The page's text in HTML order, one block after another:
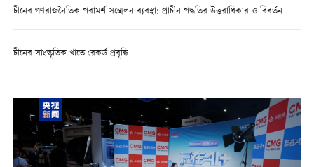
চীনের গণরাজনৈতিক পরামর্শ সম্মেলন ব্যবস্থা: প্রাচীন পদ্ধতির উত্তরাধিকার ও বিবর্তন
চীনের সাংস্কৃতিক খাতে রেকর্ড প্রবৃদ্ধি